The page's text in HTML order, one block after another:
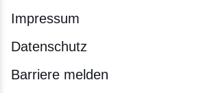
Impressum
Datenschutz
Barriere melden